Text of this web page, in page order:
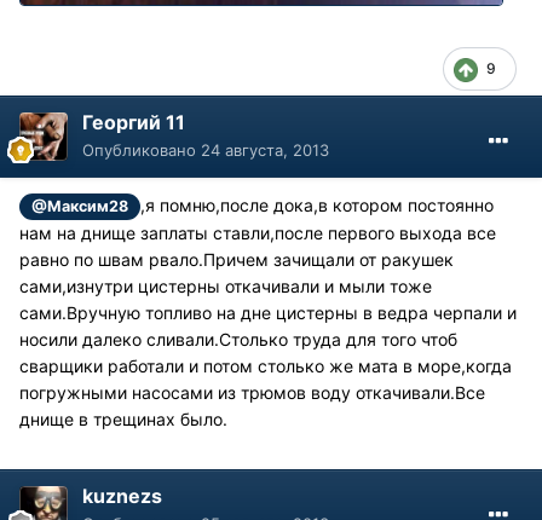
9
Георгий 11
Опубликовано 24 августа, 2013
@Максим28
,я помню,после дока,в котором постоянно
нам на днище заплаты ставли,после первого выхода все
равно по швам рвало.Причем зачищали от ракушек
сами,изнутри цистерны откачивали и мыли тоже
сами.Вручную топливо на дне цистерны в ведра черпали и
носили далеко сливали.Столько труда для того чтоб
сварщики работали и потом столько же мата в море,когда
погружными насосами из трюмов воду откачивали.Все
днище в трещинах было.
kuznezs